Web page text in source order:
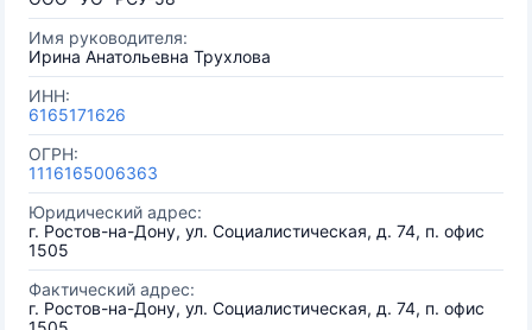
Имя руководителя:
Ирина Анатольевна Трухлова
ИНН:
6165171626
ОГРН:
1116165006363
Юридический адрес:
г. Ростов-на-Дону, ул. Социалистическая, д. 74, п. офис
1505
Фактический адрес:
г. Ростов-на-Дону, ул. Социалистическая, д. 74, п. офис